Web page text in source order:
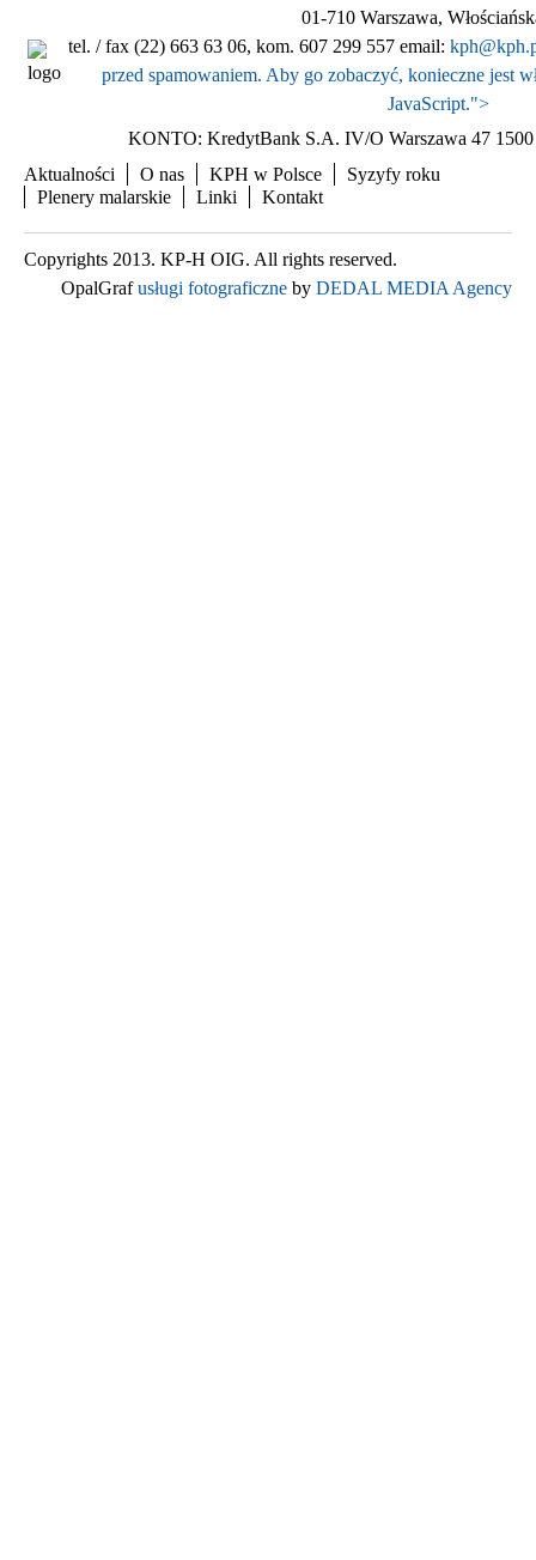
01-710 Warszawa,
tel. / fax (22) 663 63 06, kom. 607 299 557 email:
przed spamowaniem. Aby go zobaczyć, konieczne jest
JavaScript.">
KONTO: KredytBank S.A. IV/O Warszawa 47 1500
Aktualności
O nas KPH w Polsce
Syzyfy roku
Plenery malarskie
Linki Kontakt
Copyrights 2013. KP-H OIG. All rights reserved.
OpalGrafusługi fotograficzne by DEDAL MEDIA Agency